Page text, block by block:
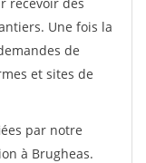
Une fois la
de
et sites de
par notre
à Brugheas.